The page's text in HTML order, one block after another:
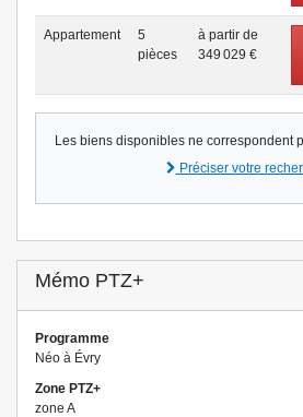
Appartement
5
pièces
à partir de
349 029 €
Les biens disponibles ne correspondent
Préciser votre
Mémo PTZ+
Programme
Néo à Évry
Zone PTZ+
zone A